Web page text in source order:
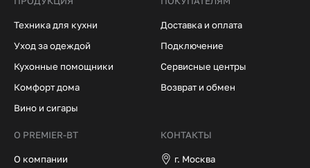
Техника для кухни
Уход за одеждой
Кухонные помощники
Комфорт дома
Вино и сигары
Доставка и оплата
Подключение
Сервисные центры
Возврат и обмен
О PREMIER-BT
О компании
КОНТАКТЫ
г. Москва